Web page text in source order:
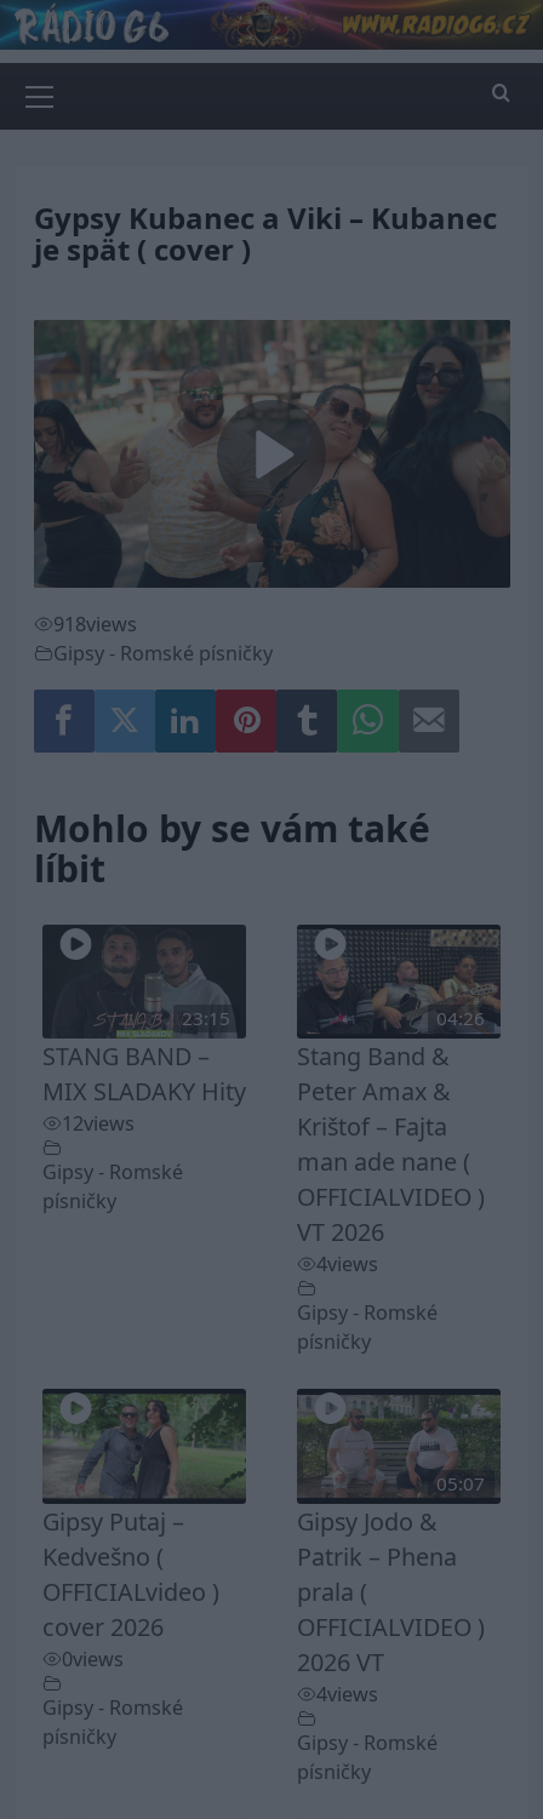
Skip
to
content
Menu
Gypsy Kubanec a Viki – Kubanec
je spät ( cover )
Play
Video
918views
Gipsy - Romské písničky
Mohlo by se vám také
líbit
23:15
STANG BAND –
MIX SLADAKY Hity
12views
Gipsy - Romské
písničky
04:26
Stang Band &
Peter Amax &
Krištof – Fajta
man ade nane (
OFFICIALVIDEO )
VT 2026
4views
Gipsy - Romské
písničky
Gipsy Putaj –
Kedvešno (
OFFICIALvideo )
cover 2026
0views
Gipsy - Romské
písničky
05:07
Gipsy Jodo &
Patrik – Phena
prala (
OFFICIALVIDEO )
2026 VT
4views
Gipsy - Romské
písničky